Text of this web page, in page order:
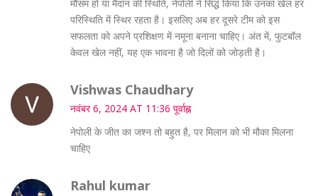
मौसम हो या मैदान की स्थिति, नेपोली ने सिद्ध किया कि उनका खेल हर
परिस्थिति में स्थिर रहता है। इसलिए अब हर दूसरे टीम को इस
सफलता को अपने प्रशिक्षण में नमूना बनाना चाहिए। अंत में, फुटबॉल
केवल खेल नहीं, यह एक भावना है जो दिलों को जोड़ती है।
Vishwas Chaudhary
नवंबर 6, 2024 AT 11:36 पूर्वाह्न
नेपोली के जीत का जश्न तो बहुत है, पर मिलान को भी मौका मिलना
चाहिए
Rahul kumar